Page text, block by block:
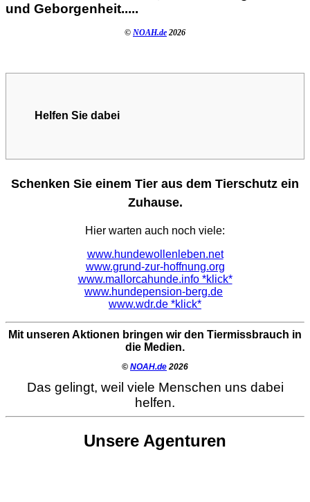
und Geborgenheit.....
© NOAH.de 2026
Helfen Sie dabei
Schenken Sie einem Tier aus dem Tierschutz ein
Zuhause.
Hier warten auch noch viele:
www.hundewollenleben.net
www.grund-zur-hoffnung.org
www.mallorcahunde.info *klick*
www.hundepension-berg.de
www.wdr.de *klick*
Mit unseren Aktionen bringen wir den Tiermissbrauch in
die Medien.
© NOAH.de 2026
Das gelingt, weil viele Menschen uns dabei
helfen.
Unsere Agenturen